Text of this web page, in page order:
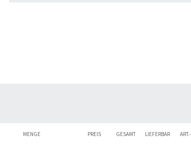
MENGE PREIS GESAMT LIEFERBAR